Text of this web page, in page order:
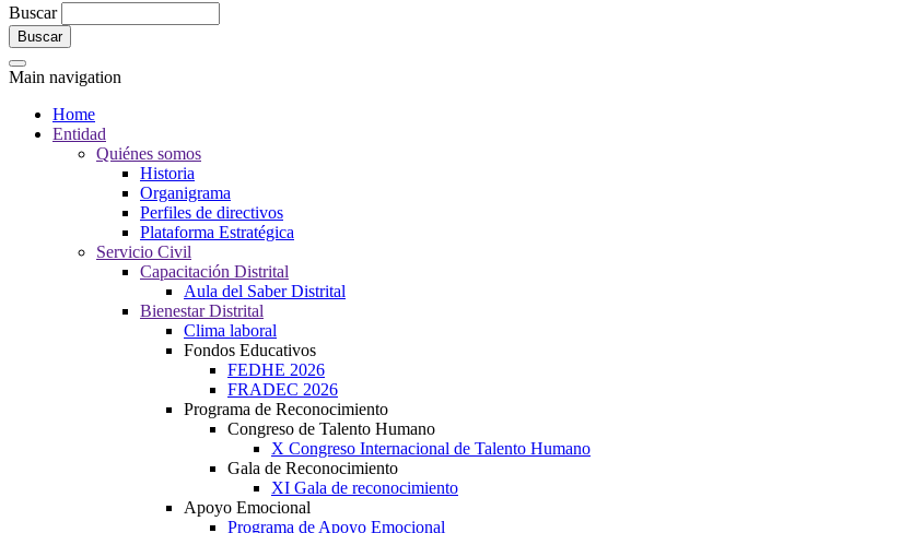
Buscar
Main navigation
Home
Entidad
Quiénes somos
Historia
Organigrama
Perfiles de directivos
Plataforma Estratégica
Servicio Civil
Capacitación Distrital
Aula del Saber Distrital
Bienestar Distrital
Clima laboral
Fondos Educativos
FEDHE 2026
FRADEC 2026
Programa de Reconocimiento
Congreso de Talento Humano
X Congreso Internacional de Talento Humano
Gala de Reconocimiento
XI Gala de reconocimiento
Apoyo Emocional
Programa de Apoyo Emocional